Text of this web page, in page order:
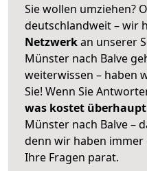
Sie wollen umziehen?
deutschlandweit – wir
Netzwerkan unserer
Münster nach Balve
weiterwissen – haben
Sie! Wenn Sie
was kostet
Münster nach Balve –
denn wir haben
Ihre Fragen parat.